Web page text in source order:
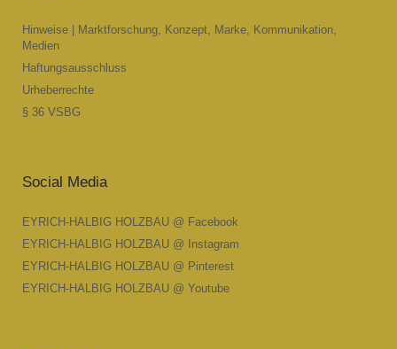
Hinweise | Marktforschung, Konzept, Marke, Kommunikation,
Medien
Haftungsausschluss
Urheberrechte
§ 36 VSBG
Social Media
EYRICH-HALBIG HOLZBAU @ Facebook
EYRICH-HALBIG HOLZBAU @ Instagram
EYRICH-HALBIG HOLZBAU @ Pinterest
EYRICH-HALBIG HOLZBAU @ Youtube